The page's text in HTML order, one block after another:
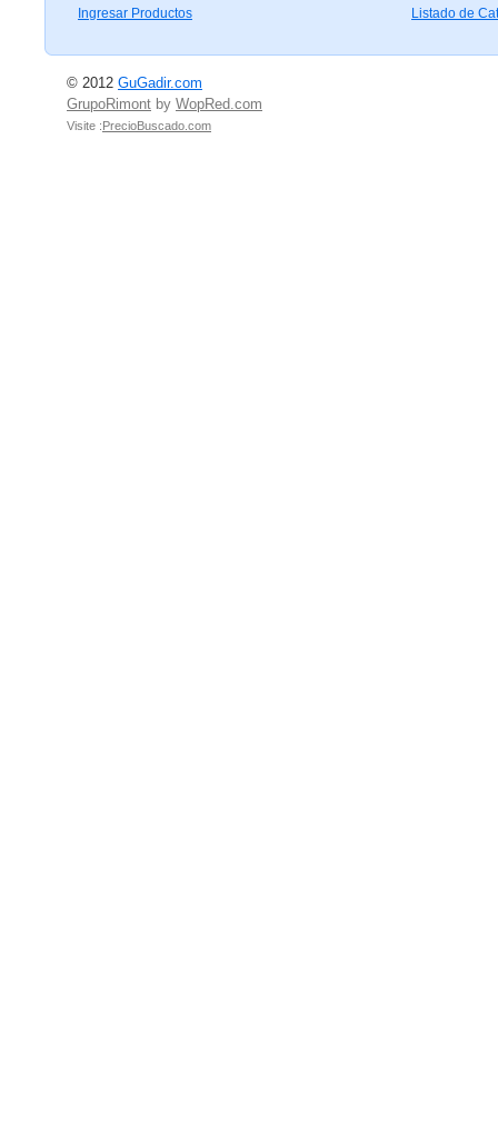
Ingresar Productos
Listado de
© 2012 GuGadir.com
GrupoRimont by WopRed.com
Visite :PrecioBuscado.com